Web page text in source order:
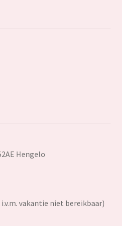
Hengelo
vakantie niet bereikbaar)